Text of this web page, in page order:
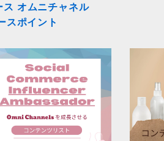
ス オムニチャネル
スポイント